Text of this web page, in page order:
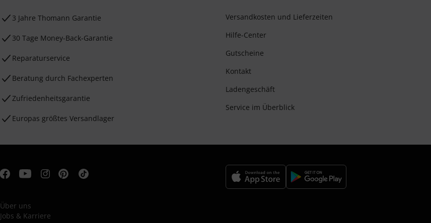
3 Jahre Thomann Garantie
30 Tage Money-Back-Garantie
Reparaturservice
Beratung durch Fachexperten
Zufriedenheitsgarantie
Europas größtes Versandlager
Versandkosten und Lieferzeiten
Hilfe-Center
Gutscheine
Kontakt
Ladengeschäft
Service im Überblick
Über uns
Jobs & Karriere